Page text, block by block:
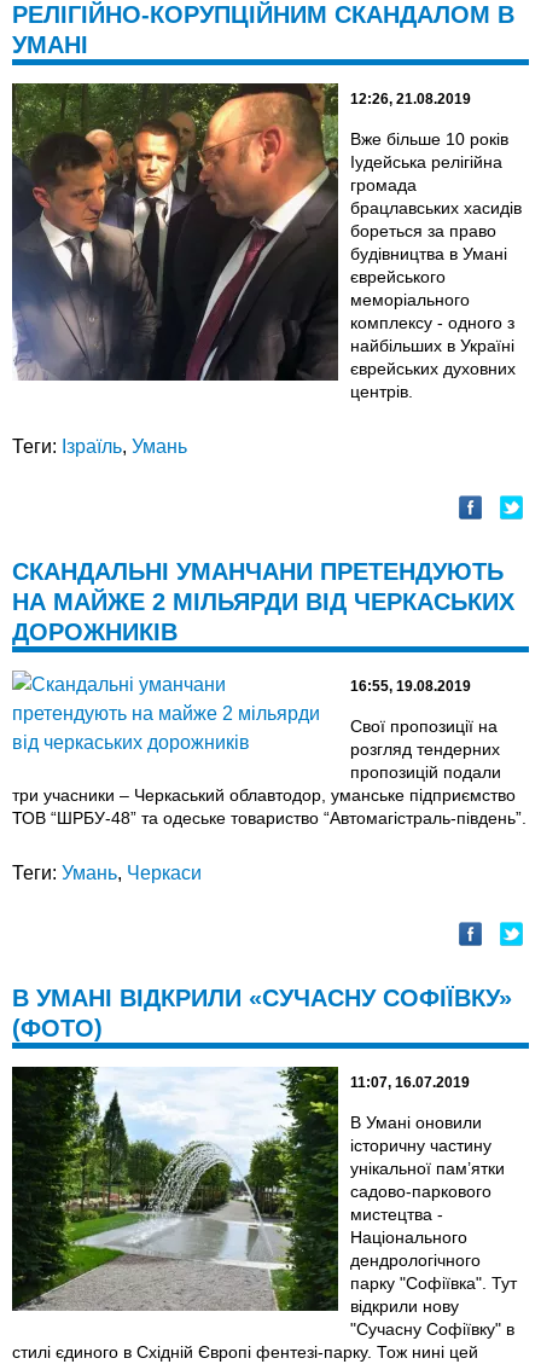
РЕЛІГІЙНО-КОРУПЦІЙНИМ СКАНДАЛОМ В
УМАНІ
12:26, 21.08.2019
Вже більше 10 років
Іудейська релігійна
громада
брацлавських хасидів
бореться за право
будівництва в Умані
єврейського
меморіального
комплексу - одного з
найбільших в Україні
єврейських духовних
центрів.
Теги: Ізраїль, Умань
СКАНДАЛЬНІ УМАНЧАНИ ПРЕТЕНДУЮТЬ
НА МАЙЖЕ 2 МІЛЬЯРДИ ВІД ЧЕРКАСЬКИХ
ДОРОЖНИКІВ
16:55, 19.08.2019
Свої пропозиції на
розгляд тендерних
пропозицій подали
три учасники – Черкаський облавтодор, уманське підприємство
ТОВ “ШРБУ-48” та одеське товариство “Автомагістраль-південь”.
Теги: Умань, Черкаси
В УМАНІ ВІДКРИЛИ «СУЧАСНУ СОФІЇВКУ»
(ФОТО)
11:07, 16.07.2019
В Умані оновили
історичну частину
унікальної пам’ятки
садово-паркового
мистецтва -
Національного
дендрологічного
парку "Софіївка". Тут
відкрили нову
"Сучасну Софіївку" в
стилі єдиного в Східній Європі фентезі-парку. Тож нині цей